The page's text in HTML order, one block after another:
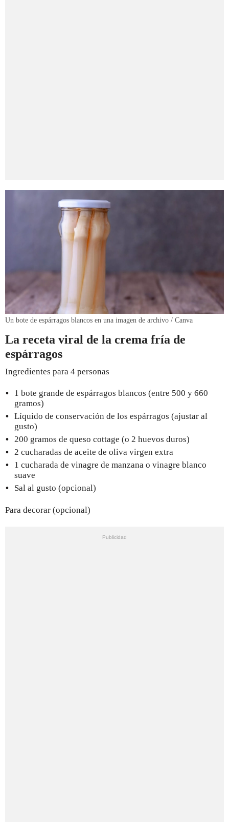
Un bote de espárragos blancos en una imagen de archivo / Canva
La receta viral de la crema fría de
espárragos
Ingredientes para 4 personas
1 bote grande de espárragos blancos (entre 500 y 660
gramos)
Líquido de conservación de los espárragos (ajustar al
gusto)
200 gramos de queso cottage (o 2 huevos duros)
2 cucharadas de aceite de oliva virgen extra
1 cucharada de vinagre de manzana o vinagre blanco
suave
Sal al gusto (opcional)
Para decorar (opcional)